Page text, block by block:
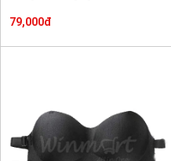
79,000đ